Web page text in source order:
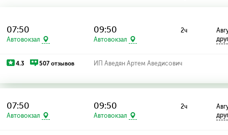
07:50
Автовокзал
09:50
Автовокзал
2ч
4.3 507 отзывов ИП Аведян Артем Аведисович
07:50
Автовокзал
09:50
Автовокзал
2ч